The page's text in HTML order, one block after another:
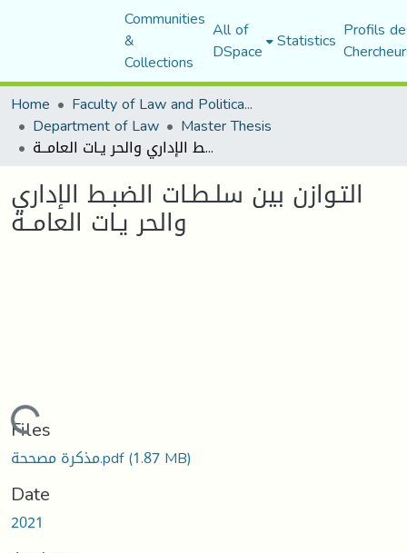
Communities
&
Collections
All of
DSpace Statistics Profils
Home
Faculty of Law and Political Science
Department of Law Master Thesis
التـوازن بين سلـطـات الضبـط الإداري والحر يـات العامــة
التـوازن بين سلـطـات الضبـط الإداري
والحر يـات العامــة
Files
مذكرة مصححة.pdf(1.87 MB)
Date
2021